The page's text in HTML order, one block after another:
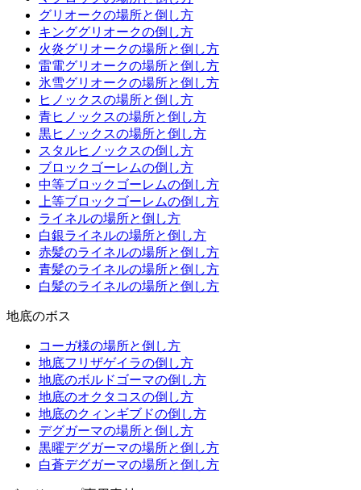
グリオークの場所と倒し方
キンググリオークの倒し方
火炎グリオークの場所と倒し方
雷電グリオークの場所と倒し方
氷雪グリオークの場所と倒し方
ヒノックスの場所と倒し方
青ヒノックスの場所と倒し方
黒ヒノックスの場所と倒し方
スタルヒノックスの倒し方
ブロックゴーレムの倒し方
中等ブロックゴーレムの倒し方
上等ブロックゴーレムの倒し方
ライネルの場所と倒し方
白銀ライネルの場所と倒し方
赤髪のライネルの場所と倒し方
青髪のライネルの場所と倒し方
白髪のライネルの場所と倒し方
地底のボス
コーガ様の場所と倒し方
地底フリザゲイラの倒し方
地底のボルドゴーマの倒し方
地底のオクタコスの倒し方
地底のクィンギブドの倒し方
デグガーマの場所と倒し方
黒曜デグガーマの場所と倒し方
白蒼デグガーマの場所と倒し方